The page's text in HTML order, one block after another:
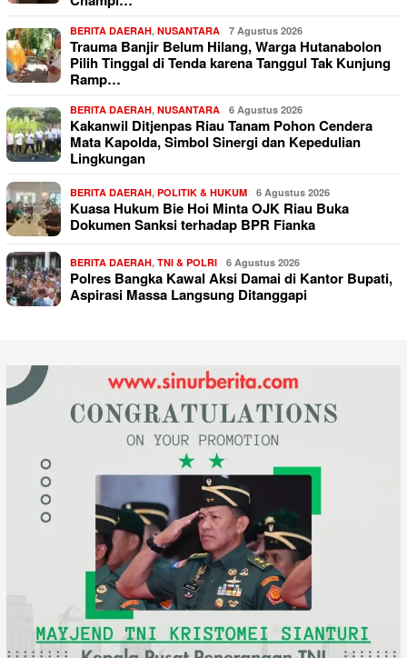
BERITA DAERAH, NUSANTARA 7 Agustus 2026
Trauma Banjir Belum Hilang, Warga Hutanabolon
Pilih Tinggal di Tenda karena Tanggul Tak Kunjung
Ramp…
BERITA DAERAH, NUSANTARA 6 Agustus 2026
Kakanwil Ditjenpas Riau Tanam Pohon Cendera
Mata Kapolda, Simbol Sinergi dan Kepedulian
Lingkungan
BERITA DAERAH, POLITIK & HUKUM 6 Agustus 2026
Kuasa Hukum Bie Hoi Minta OJK Riau Buka
Dokumen Sanksi terhadap BPR Fianka
BERITA DAERAH, TNI & POLRI 6 Agustus 2026
Polres Bangka Kawal Aksi Damai di Kantor Bupati,
Aspirasi Massa Langsung Ditanggapi